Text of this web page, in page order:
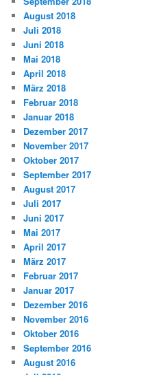
August 2018
Juli 2018
Juni 2018
Mai 2018
April 2018
März 2018
Februar 2018
Januar 2018
Dezember 2017
November 2017
Oktober 2017
September 2017
August 2017
Juli 2017
Juni 2017
Mai 2017
April 2017
März 2017
Februar 2017
Januar 2017
Dezember 2016
November 2016
Oktober 2016
September 2016
August 2016